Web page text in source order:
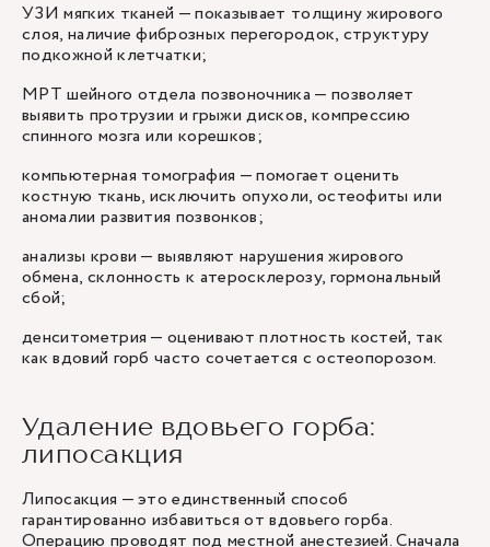
УЗИ мягких тканей — показывает толщину жирового
слоя, наличие фиброзных перегородок, структуру
подкожной клетчатки;
МРТ шейного отдела позвоночника — позволяет
выявить протрузии и грыжи дисков, компрессию
спинного мозга или корешков;
компьютерная томография — помогает оценить
костную ткань, исключить опухоли, остеофиты или
аномалии развития позвонков;
анализы крови — выявляют нарушения жирового
обмена, склонность к атеросклерозу, гормональный
сбой;
денситометрия — оценивают плотность костей, так
как вдовий горб часто сочетается с остеопорозом.
Удаление вдовьего горба:
липосакция
Липосакция — это единственный способ
гарантированно избавиться от вдовьего горба.
Операцию проводят под местной анестезией. Сначала